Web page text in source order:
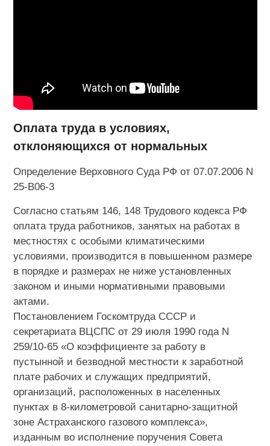
Оплата труда в условиях,
отклоняющихся от нормальных
Определение Верховного Суда РФ от 07.07.2006 N
25-В06-3
Согласно статьям 146, 148 Трудового кодекса РФ
оплата труда работников, занятых на работах в
местностях с особыми климатическими
условиями, производится в повышенном размере
в порядке и размерах не ниже установленных
законом и иными нормативными правовыми
актами.
Постановлением Госкомтруда СССР и
секретариата ВЦСПС от 29 июля 1990 года N
259/10-65 «О коэффициенте за работу в
пустынной и безводной местности к заработной
плате рабочих и служащих предприятий,
организаций, расположенных в населенных
пунктах в 8-километровой санитарно-защитной
зоне Астраханского газового комплекса»,
изданным во исполнение поручения Совета